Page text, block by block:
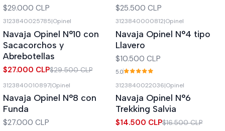
$29.000 CLP $25.500 CLP
3123840025785|Opinel
Navaja Opinel N°10 con
Sacacorchos y
Abrebotellas
$27.000 CLP$29.500 CLP
3123840000812|Opinel
Navaja Opinel N°4 tipo
Llavero
$10.500 CLP
5.0
3123840010897|Opinel
Navaja Opinel N°8 con
Funda
$27.000 CLP
-12% OFF
Agotado
3123840022036|Opinel
Navaja Opinel N°6
Trekking Salvia
$14.500 CLP$16.500 CLP